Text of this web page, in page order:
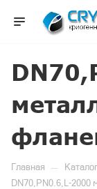
Главная — Каталог
DN70,PN0.6,L-2000